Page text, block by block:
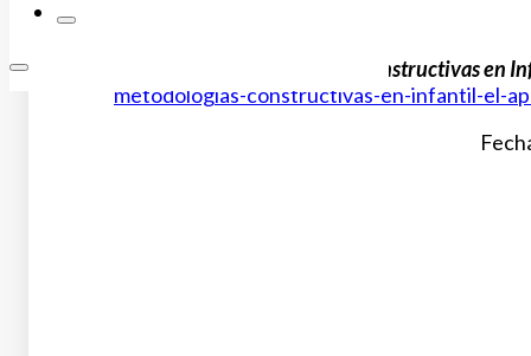
Metodologías constructivas en
metodologias-constructivas-en-infantil-el-